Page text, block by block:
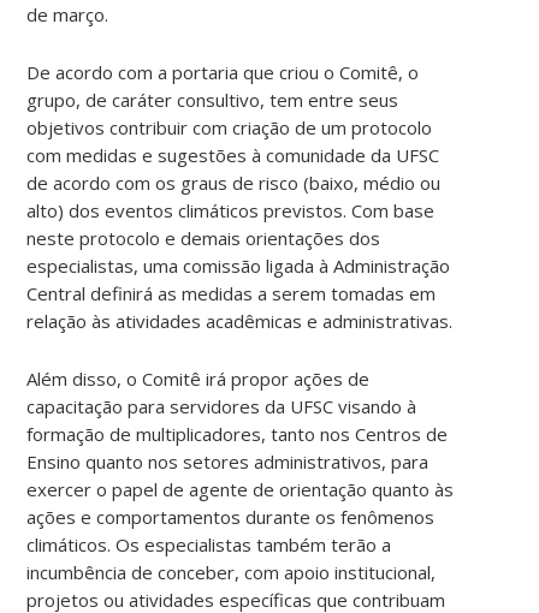
de março.
De acordo com a portaria que criou o Comitê, o
grupo, de caráter consultivo, tem entre seus
objetivos contribuir com criação de um protocolo
com medidas e sugestões à comunidade da UFSC
de acordo com os graus de risco (baixo, médio ou
alto) dos eventos climáticos previstos. Com base
neste protocolo e demais orientações dos
especialistas, uma comissão ligada à Administração
Central definirá as medidas a serem tomadas em
relação às atividades acadêmicas e administrativas.
Além disso, o Comitê irá propor ações de
capacitação para servidores da UFSC visando à
formação de multiplicadores, tanto nos Centros de
Ensino quanto nos setores administrativos, para
exercer o papel de agente de orientação quanto às
ações e comportamentos durante os fenômenos
climáticos. Os especialistas também terão a
incumbência de conceber, com apoio institucional,
projetos ou atividades específicas que contribuam